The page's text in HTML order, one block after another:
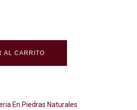
AL CARRITO
En Piedras Naturales